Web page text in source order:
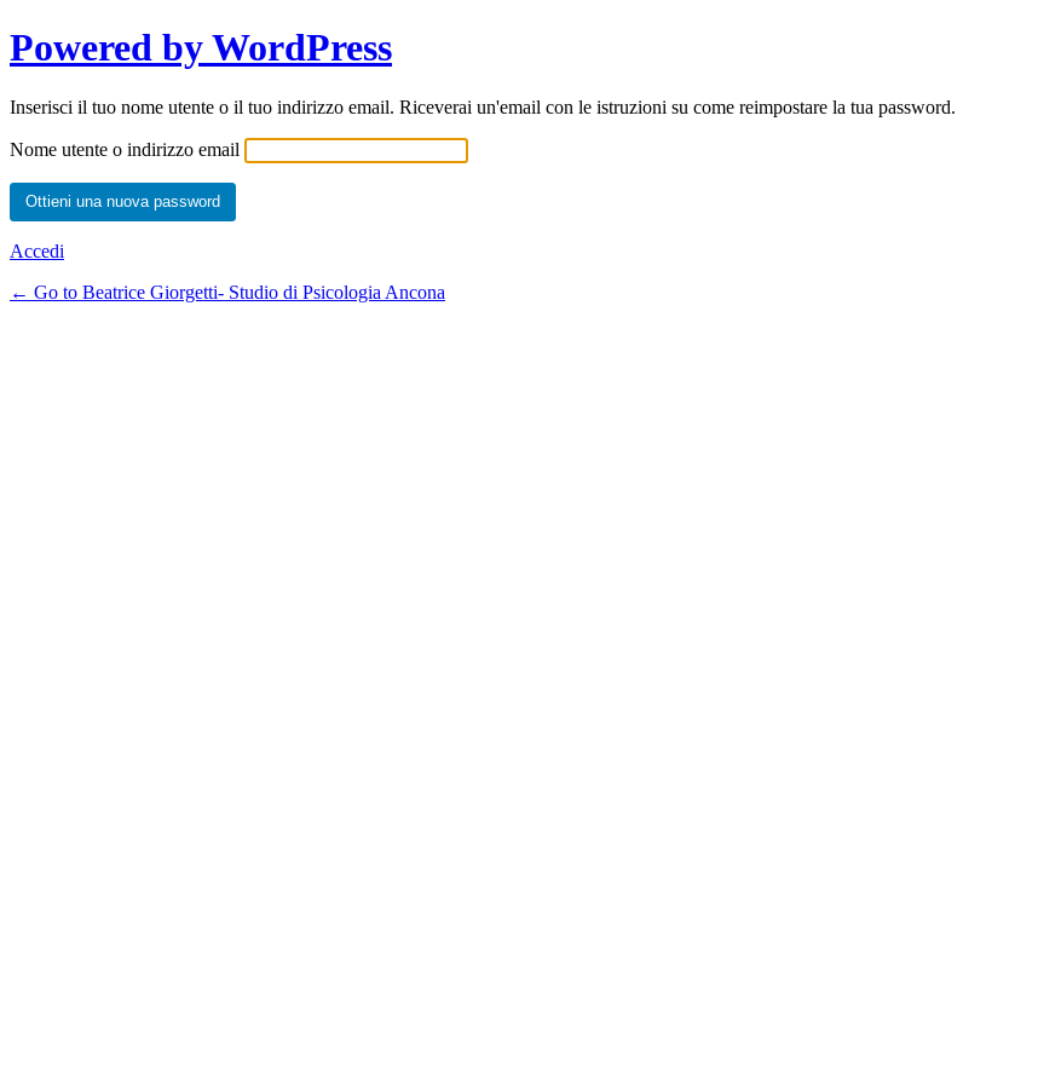
Powered by WordPress
Inserisci il tuo nome utente o il tuo indirizzo email. Riceverai un'email con le istruzioni su come reimpostare la tua password.
Nome utente o indirizzo email
Accedi
← Go to Beatrice Giorgetti- Studio di Psicologia Ancona